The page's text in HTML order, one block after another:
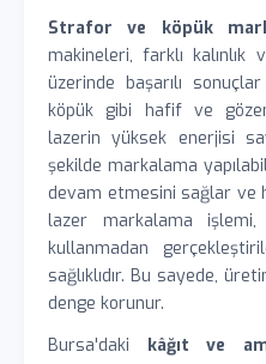
Strafor ve köpük
makineleri, farklı
üzerinde başarılı
köpük gibi hafif ve
lazerin yüksek enerjisi
şekilde markalama
devam etmesini sağlar ve
lazer markalama
kullanmadan
sağlıklıdır. Bu sayede,
denge korunur.
Bursa'daki kâğıt ve